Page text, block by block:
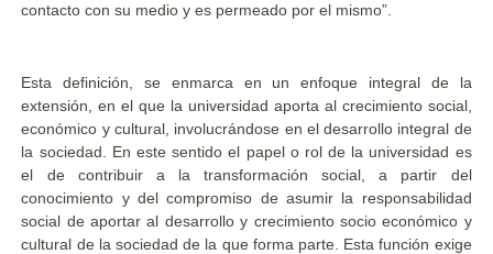
contacto con su medio y es permeado por el mismo”.
Esta definición, se enmarca en un enfoque integral de la
extensión, en el que la universidad aporta al crecimiento social,
económico y cultural, involucrándose en el desarrollo integral de
la sociedad. En este sentido el papel o rol de la universidad es
el de contribuir a la transformación social, a partir del
conocimiento y del compromiso de asumir la responsabilidad
social de aportar al desarrollo y crecimiento socio económico y
cultural de la sociedad de la que forma parte. Esta función exige